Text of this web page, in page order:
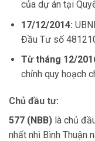
của dự án tại
17/12/2014:
Đầu Tư số
Từ tháng 12/
chỉnh quy hoạch
Chủ đầu tư:
577 (NBB) là chủ
nhất nhì Bình Thuận